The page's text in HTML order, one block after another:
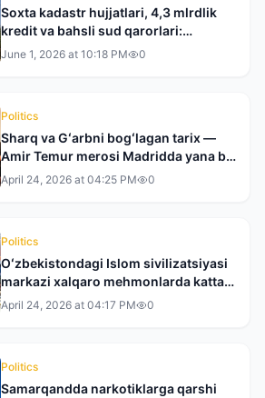
Soxta kadastr hujjatlari, 4,3 mlrdlik
kredit va bahsli sud qarorlari:
Xorazmdagi mojaro nega haligacha
June 1, 2026 at 10:18 PM 0
Politics
Sharq va Gʻarbni bogʻlagan tarix —
Amir Temur merosi Madridda yana bir
bor dunyo eʼtiborida
April 24, 2026 at 04:25 PM 0
Politics
Oʻzbekistondagi Islom sivilizatsiyasi
markazi xalqaro mehmonlarda katta
taassurot qoldirdi
April 24, 2026 at 04:17 PM 0
Politics
Samarqandda narkotiklarga qarshi